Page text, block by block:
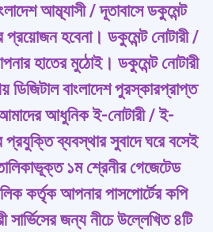
আম্ব্যাসী / দূতাবাসে ডকুমেন্ট
হবেনা। ডকুমেন্ট নোটারী /
হাতের মুঠোই। ডকুমেন্ট নোটারী
বাংলাদেশ পুরস্কারপ্রাপ্ত
আধুনিক ই-নোটারী / ই-
প্রযুক্তি ব্যবস্থার সুবাদে ঘরে বসেই
১ম শ্রেনীর গেজেটেড
ক‍‍র্তৃকআপনার পাসপো‍র্টের কপি
জন্য নীচে উল্লেখিত ৪টি